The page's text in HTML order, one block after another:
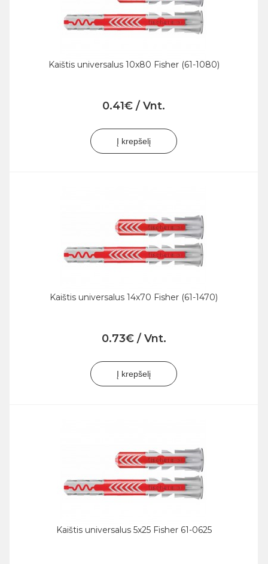
Kaištis universalus 10x80 Fisher (61-1080)
0.41€ / Vnt.
Į krepšelį
Kaištis universalus 14x70 Fisher (61-1470)
0.73€ / Vnt.
Į krepšelį
Kaištis universalus 5x25 Fisher 61-0625